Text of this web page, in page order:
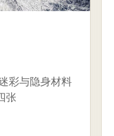
彩与隐身材料
张